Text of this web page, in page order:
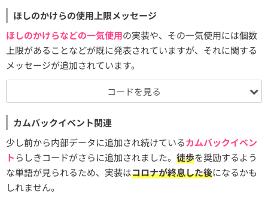
ほしのかけらの使用上限メッセージ
ほしのかけらなどの一気使用の実装や、その一気使用には個数
上限があることなどが既に発表されていますが、それに関する
メッセージが追加されています。
コードを見る
カムバックイベント関連
少し前から内部データに追加され続けているカムバックイベン
トらしきコードがさらに追加されました。 徒歩を奨励するよう
な単語が見られるため、実装はコロナが終息した後になるかも
しれません。